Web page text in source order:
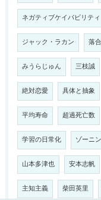
ネガティブケイパビリティ
ジャック・ラカン 落
みうらじゅん 三枝誠
絶対恋愛 具体と抽象
平均寿命 超過死亡数
学習の日常化 ゾーニ
山本多津也 安本志帆
主知主義 柴田英里